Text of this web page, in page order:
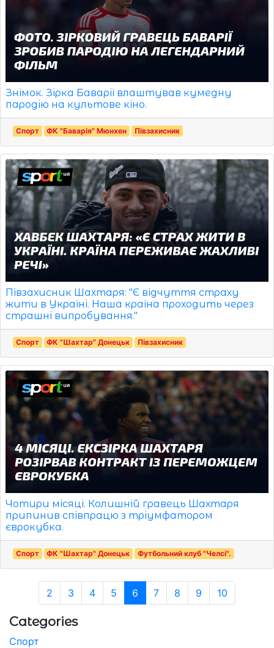
Знімок. Зірка Баварії влаштував кумедну
пародію на культове кіно.
Спорт ФК "Баварія" Мюнхен Півзахисник
Півзахисник Шахтаря: "Є відчуття страху
жити в Україні. Наша країна проходить через
страшні випробування."
Спорт ФК "Шахтар" Донецьк Півзахисник
Чотири місяці. Колишній гравець Шахтаря
припинив співпрацю з тріумфатором
єврокубка.
Спорт ФК "Шахтар" Донецьк Футбольний клуб "Челсі".
2 3 4 5 6 7 8 9 10
Categories
Спорт